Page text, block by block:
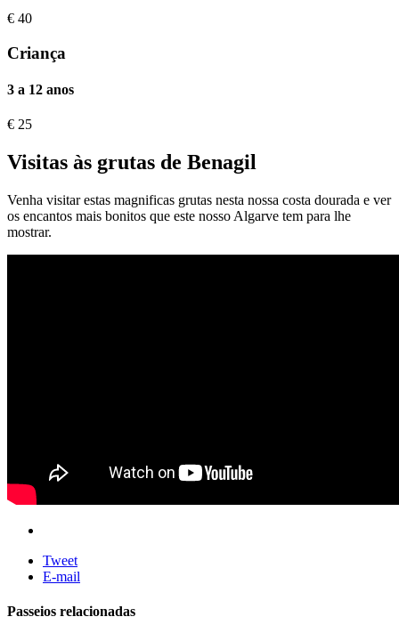
€ 40
Criança
3 a 12 anos
€ 25
Visitas às grutas de Benagil
Venha visitar estas magnificas grutas nesta nossa costa dourada e ver
os encantos mais bonitos que este nosso Algarve tem para lhe
mostrar.
Tweet
E-mail
Passeios relacionadas